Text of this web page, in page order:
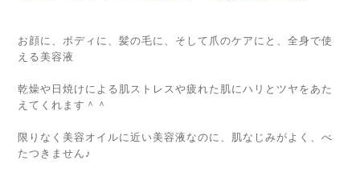
お顔に、ボディに、髪の毛に、そして爪のケアにと、全身で使
える美容液
乾燥や日焼けによる肌ストレスや疲れた肌にハリとツヤをあた
えてくれます＾＾
限りなく美容オイルに近い美容液なのに、肌なじみがよく、べ
たつきません♪